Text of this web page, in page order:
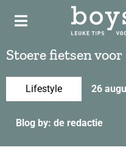
Stoere fietsen voor
Lifestyle 26
Blog by: de redactie